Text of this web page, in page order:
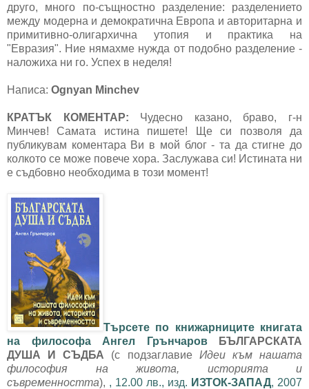
друго, много по-същностно разделение: разделението
между модерна и демократична Европа и авторитарна и
примитивно-олигархична утопия и практика на
"Евразия". Ние нямахме нужда от подобно разделение -
наложиха ни го. Успех в неделя!
Написа: Ognyan Minchev
КРАТЪК КОМЕНТАР: Чудесно казано, браво, г-н
Минчев! Самата истина пишете! Ще си позволя да
публикувам коментара Ви в мой блог - та да стигне до
колкото се може повече хора. Заслужава си! Истината ни
е съдбовно необходима в този момент!
Търсете по книжарниците книгата
на философа Ангел Грънчаров
БЪЛГАРСКАТА
ДУША И СЪДБА (с подзаглавие Идеи към нашата
философия на живота, историята и
съвременността), , 12.00 лв., изд. ИЗТОК-ЗАПАД, 2007